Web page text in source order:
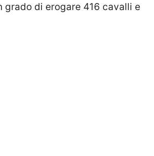
grado di erogare 416 cavalli e